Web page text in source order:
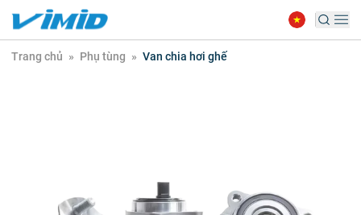
Trang chủ » Phụ tùng » Van chia hơi ghế